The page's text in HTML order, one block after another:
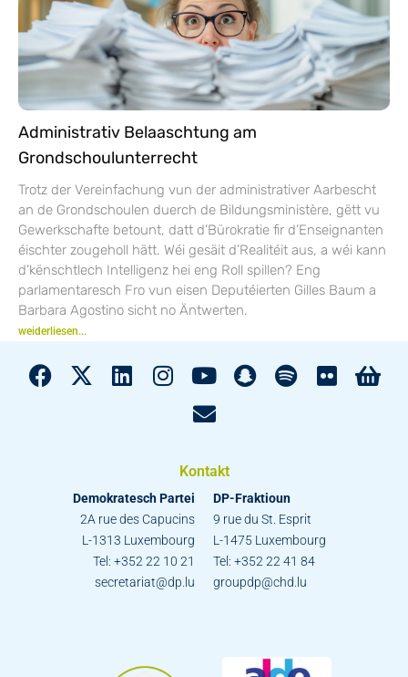
Administrativ Belaaschtung am
Grondschoulunterrecht
Trotz der Vereinfachung vun der administrativer Aarbescht
an de Grondschoulen duerch de Bildungsministère, gëtt vu
Gewerkschafte betount, datt d’Bürokratie fir d’Enseignanten
éischter zougeholl hätt. Wéi gesäit d’Realitéit aus, a wéi kann
d’kënschtlech Intelligenz hei eng Roll spillen? Eng
parlamentaresch Fro vun eisen Deputéierten Gilles Baum a
Barbara Agostino sicht no Äntwerten.
weiderliesen...
Kontakt
Demokratesch Partei
2A rue des Capucins
L-1313 Luxembourg
Tel: +352 22 10 21
secretariat@dp.lu
DP-Fraktioun
9 rue du St. Esprit
L-1475 Luxembourg
Tel: +352 22 41 84
groupdp@chd.lu